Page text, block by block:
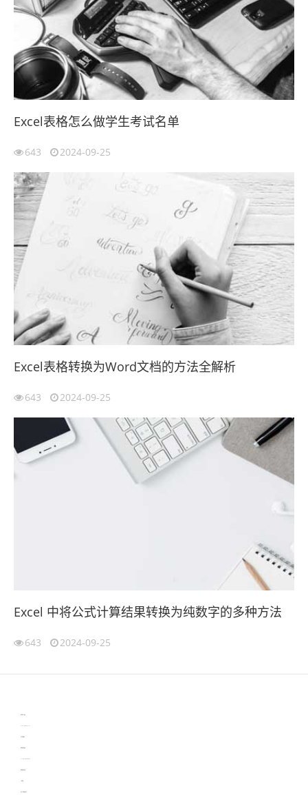
Excel表格怎么做学生考试名单
643 2024-09-25
Excel表格转换为Word文档的方法全解析
643 2024-09-25
Excel 中将公式计算结果转换为纯数字的多种方法
643 2024-09-25